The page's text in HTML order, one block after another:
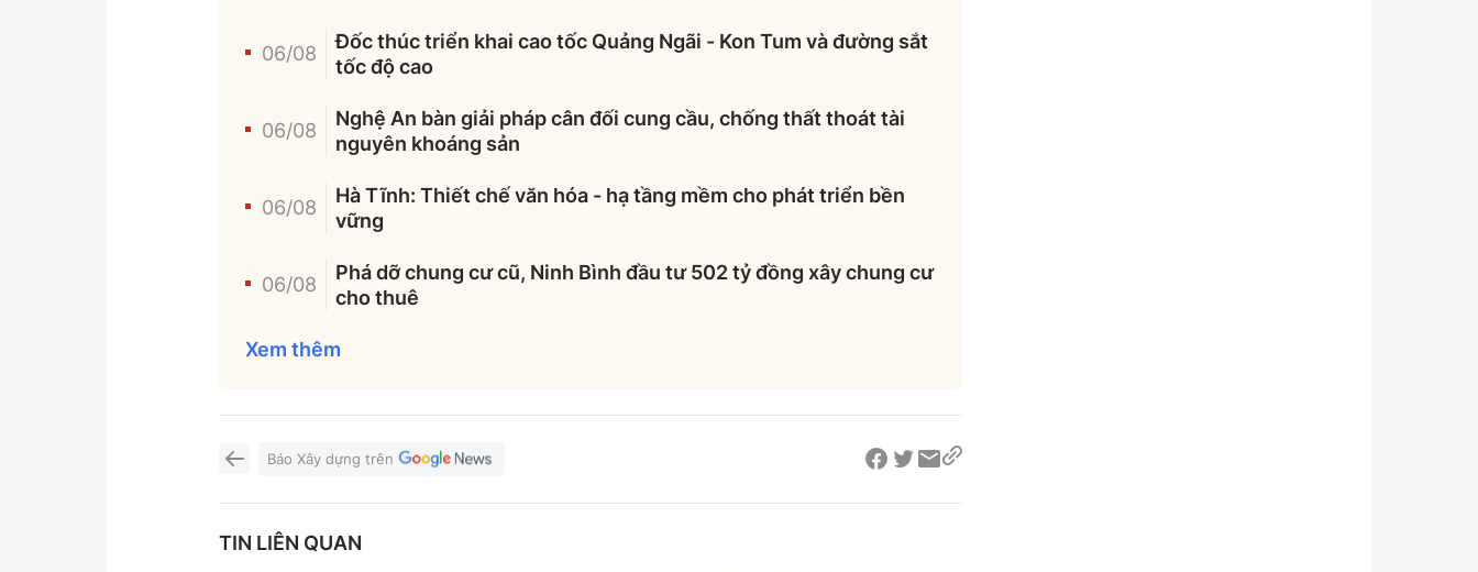
06/08
Đốc thúc triển khai cao tốc Quảng Ngãi - Kon Tum và đường sắt
tốc độ cao
06/08
Nghệ An bàn giải pháp cân đối cung cầu, chống thất thoát tài
nguyên khoáng sản
06/08
Hà Tĩnh: Thiết chế văn hóa - hạ tầng mềm cho phát triển bền
vững
06/08
Phá dỡ chung cư cũ, Ninh Bình đầu tư 502 tỷ đồng xây chung cư
cho thuê
Xem thêm
Báo Xây dựng trên
TIN LIÊN QUAN